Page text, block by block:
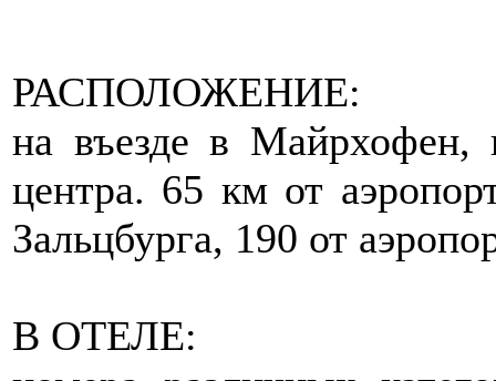
РАСПОЛОЖЕНИЕ:
на въезде в Майрхофен,
центра. 65 км от
Зальцбурга, 190 от
В ОТЕЛЕ: